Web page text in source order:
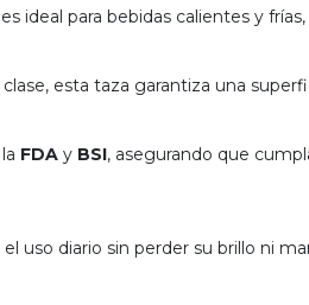
ideal para bebidas calientes y
esta taza garantiza una
FDA y BSI, asegurando que
el uso diario sin perder su brillo ni